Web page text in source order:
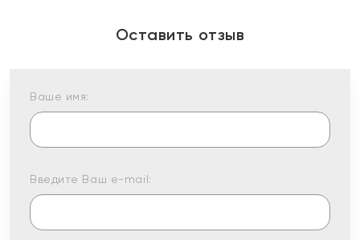
Оставить отзыв
Ваше имя:
Введите Ваш e-mail: